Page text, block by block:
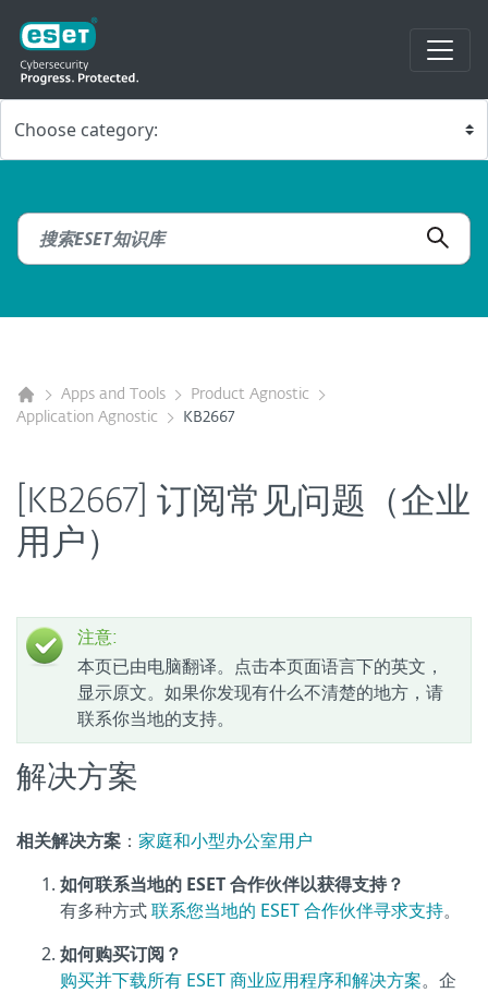
Apps and Tools
Product Agnostic
Application Agnostic
KB2667
[KB2667] 订阅常见问题（企业
用户）
注意:
本页已由电脑翻译。点击本页面语言下的英文，
显示原文。如果你发现有什么不清楚的地方，请
联系你当地的支持。
解决方案
相关解决方案 ： 家庭和小型办公室用户
如何联系当地的 ESET 合作伙伴以获得支持？
有多种方式联系您当地的 ESET 合作伙伴寻求支持。
如何购买订阅？
购买并下载所有 ESET 商业应用程序和解决方案。企